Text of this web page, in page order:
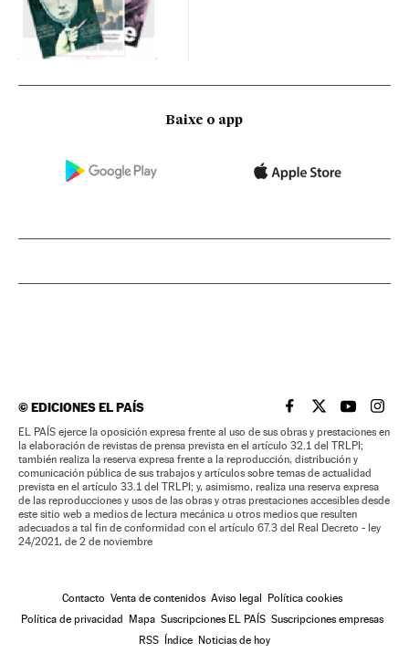
Baixe o app
©EDICIONES EL PAÍS EL PAÍS BRASIL EN
EL PAÍSEL PAÍS
EL
EL PAÍS ejerce la oposición expresa frente al uso de sus obras y prestaciones en
la elaboración de revistas de prensa prevista en el artículo 32.1 del TRLPI;
también realiza la reserva expresa frente a la reproducción, distribución y
comunicación pública de sus trabajos y artículos sobre temas de actualidad
prevista en el artículo 33.1 del TRLPI; y, asimismo, realiza una reserva expresa
de las reproducciones y usos de las obras y otras prestaciones accesibles desde
este sitio web a medios de lectura mecánica u otros medios que resulten
adecuados a tal fin de conformidad con el artículo 67.3 del Real Decreto - ley
24/2021, de 2 de noviembre
Contacto Venta de contenidos Aviso legal Política cookies
Política de privacidad Mapa Suscripciones EL PAÍS Suscripciones empresas
RSS Índice Noticias de hoy